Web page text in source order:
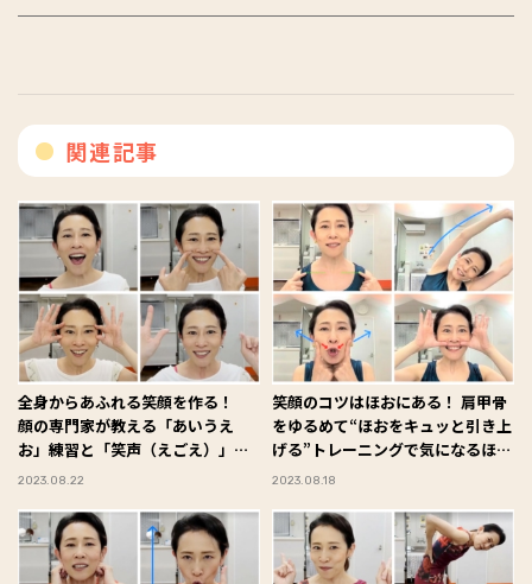
関連記事
全身からあふれる笑顔を作る！
顔の専門家が教える「あいうえ
お」練習と「笑声（えごえ）」ト
レーニングを解説！
2023.08.22
笑顔のコツはほおにある！ 肩甲骨
をゆるめて“ほおをキュッと引き上
げる”トレーニングで気になるほう
れい線もスッキリ解消
2023.08.18